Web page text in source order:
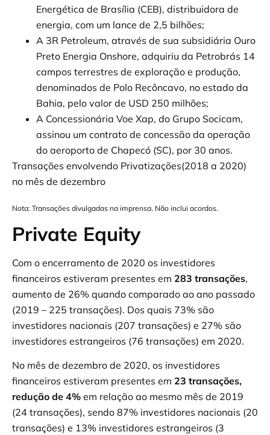
Energética de Brasília (CEB), distribuidora de
energia, com um lance de 2,5 bilhões;
A 3R Petroleum, através de sua subsidiária Ouro
Preto Energia Onshore, adquiriu da Petrobrás 14
campos terrestres de exploração e produção,
denominados de Polo Recôncavo, no estado da
Bahia, pelo valor de USD 250 milhões;
A Concessionária Voe Xap, do Grupo Socicam,
assinou um contrato de concessão da operação
do aeroporto de Chapecó (SC), por 30 anos.
Transações envolvendo Privatizações(2018 a 2020)
no mês de dezembro
Nota: Transações divulgadas na imprensa. Não inclui acordos.
Private Equity
Com o encerramento de 2020 os investidores
financeiros estiveram presentes em 283 transações,
aumento de 26% quando comparado ao ano passado
(2019 – 225 transações). Dos quais 73% são
investidores nacionais (207 transações) e 27% são
investidores estrangeiros (76 transações) em 2020.
No mês de dezembro de 2020, os investidores
financeiros estiveram presentes em 23 transações,
redução de 4% em relação ao mesmo mês de 2019
(24 transações), sendo 87% investidores nacionais (20
transações) e 13% investidores estrangeiros (3